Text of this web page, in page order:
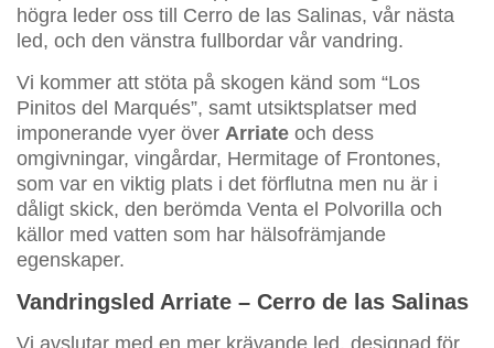
högra leder oss till Cerro de las Salinas, vår nästa
led, och den vänstra fullbordar vår vandring.
Vi kommer att stöta på skogen känd som “Los
Pinitos del Marqués”, samt utsiktsplatser med
imponerande vyer över Arriate och dess
omgivningar, vingårdar, Hermitage of Frontones,
som var en viktig plats i det förflutna men nu är i
dåligt skick, den berömda Venta el Polvorilla och
källor med vatten som har hälsofrämjande
egenskaper.
Vandringsled Arriate – Cerro de las Salinas